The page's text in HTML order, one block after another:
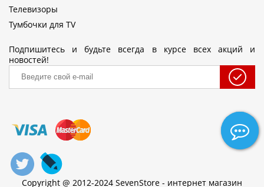
Телевизоры
Тумбочки для TV
Подпишитесь и будьте всегда в курсе всех акций и
новостей!
Copyright @ 2012-2024 SevenStore - интернет магазин